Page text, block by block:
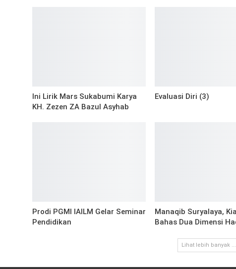
Ini Lirik Mars Sukabumi Karya
KH. Zezen ZA Bazul Asyhab
Evaluasi Diri (3)
Prodi PGMI IAILM Gelar Seminar
Pendidikan
Manaqib Suryalaya,
Bahas Dua Dimensi
Lihat lebih banyak ...